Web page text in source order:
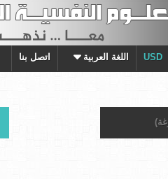
USD اللغة العربية اتصل بنا